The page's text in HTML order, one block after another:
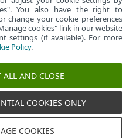
You also have the right to
change your cookie preferences
cookies" link in our website
settings (if available). For more
Policy.
ALL AND CLOSE
COOKIES ONLY
COOKIES